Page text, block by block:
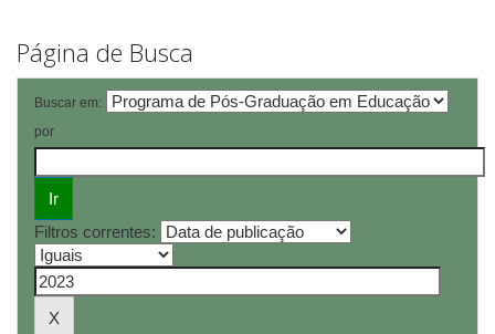
Página de Busca
Buscar em:
por
Filtros correntes: